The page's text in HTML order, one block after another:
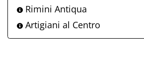
Rimini Antiqua
Artigiani al Centro